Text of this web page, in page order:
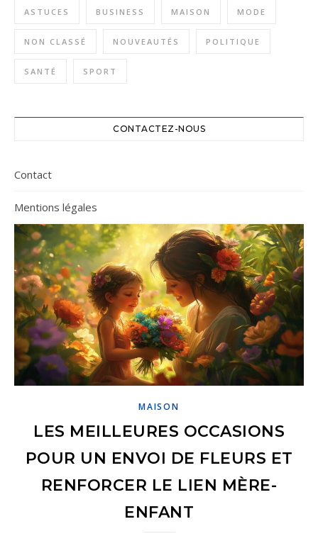
ASTUCES BUSINESS MAISON MODE
NON CLASSÉ NOUVEAUTÉS POLITIQUE
SANTÉ SPORT
CONTACTEZ-NOUS
Contact
Mentions légales
MAISON
LES MEILLEURES OCCASIONS
POUR UN ENVOI DE FLEURS ET
RENFORCER LE LIEN MÈRE-
ENFANT